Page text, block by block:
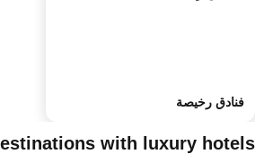
فنادق رخيصة
with luxury hotels